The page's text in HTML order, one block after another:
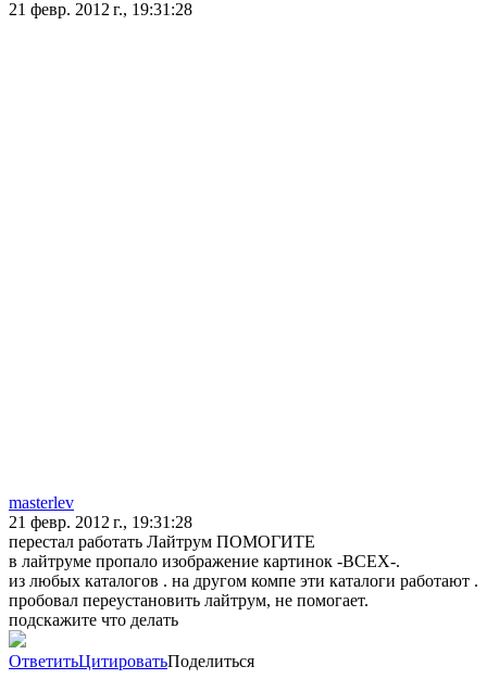
21 февр. 2012 г., 19:31:28
masterlev
21 февр. 2012 г., 19:31:28
перестал работать Лайтрум ПОМОГИТЕ
в лайтруме пропало изображение картинок -ВСЕХ-.
из любых каталогов . на другом компе эти каталоги работают .
пробовал переустановить лайтрум, не помогает.
подскажите что делать
ОтветитьЦитироватьПоделиться